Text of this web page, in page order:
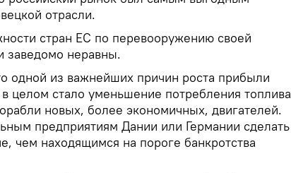
отрасли.
стран ЕС по перевооружению своей
заведомо неравны.
одной из важнейших причин роста прибыли
целом стало уменьшение потребления топлива
новых, более экономичных, двигателей.
предприятиям Дании или Германии сделать
чем находящимся на пороге банкротства